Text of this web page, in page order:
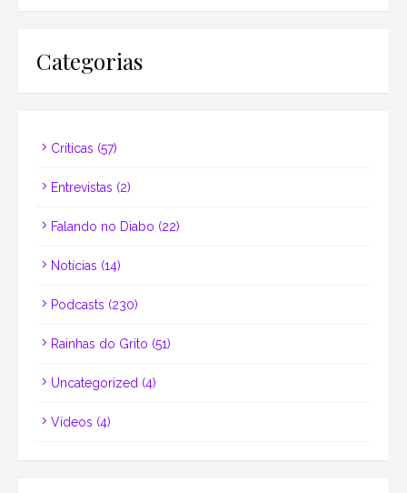
Categorias
Críticas (57)
Entrevistas (2)
Falando no Diabo (22)
Notícias (14)
Podcasts (230)
Rainhas do Grito (51)
Uncategorized (4)
Vídeos (4)